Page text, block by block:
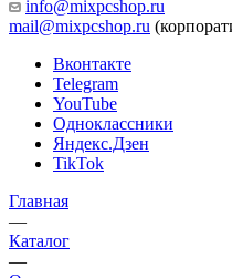
info@mixpcshop.ru
mail@mixpcshop.ru
Вконтакте
Telegram
YouTube
Одноклассники
Яндекс.Дзен
TikTok
Главная
—
Каталог
—